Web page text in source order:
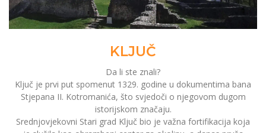
KLJUČ
Da li ste znali?
Ključ je prvi put spomenut 1329. godine u dokumentima bana
Stjepana II. Kotromanića, što svjedoči o njegovom dugom
istorijskom značaju.
Srednjovjekovni Stari grad Ključ bio je važna fortifikacija koja